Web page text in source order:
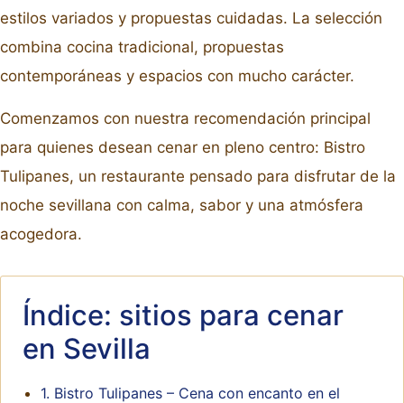
estilos variados y propuestas cuidadas. La selección
combina cocina tradicional, propuestas
contemporáneas y espacios con mucho carácter.
Comenzamos con nuestra recomendación principal
para quienes desean cenar en pleno centro: Bistro
Tulipanes, un restaurante pensado para disfrutar de la
noche sevillana con calma, sabor y una atmósfera
acogedora.
Índice: sitios para cenar
en Sevilla
1. Bistro Tulipanes – Cena con encanto en el